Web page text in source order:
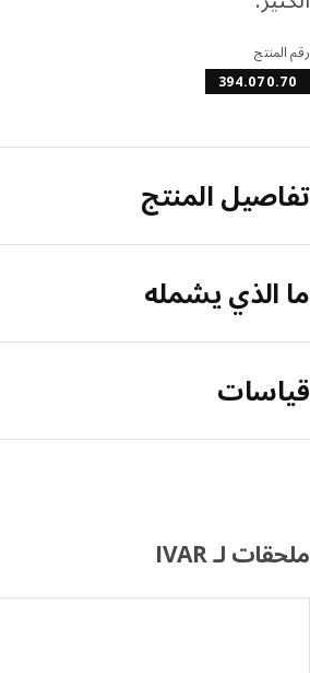
رقم المنتج
394.070.70
تفاصيل المنتج
ما الذي يشمله
قياسات
ملحقات لـ IVAR